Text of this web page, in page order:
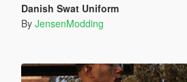
Danish Swat Uniform
By JensenModding